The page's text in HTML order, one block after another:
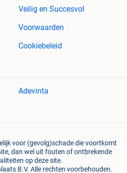
Veilig en Succesvol
Voorwaarden
Cookiebeleid
Adevinta
voor (gevolg)schade die voortkomt
dan wel uit fouten of ontbrekende
op deze site.
B.V. Alle rechten voorbehouden.